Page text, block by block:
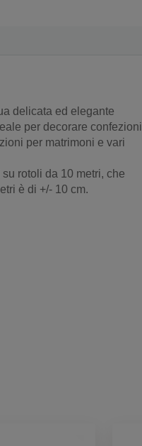
delicata ed elegante
per decorare confezioni
per matrimoni e vari
rotoli da 10 metri, che
è di +/- 10 cm.